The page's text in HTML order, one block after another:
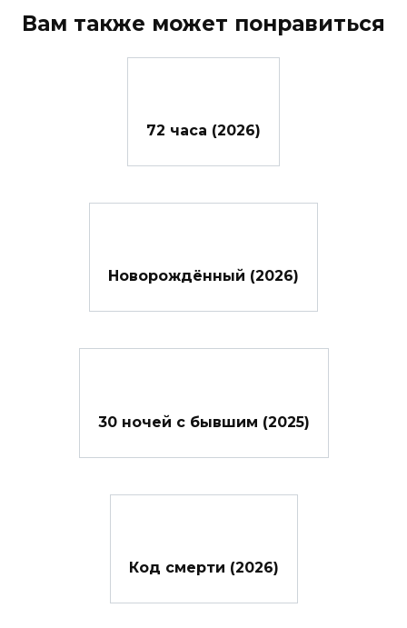
Вам также может понравиться
72 часа (2026)
Новорождённый (2026)
30 ночей с бывшим (2025)
Код смерти (2026)